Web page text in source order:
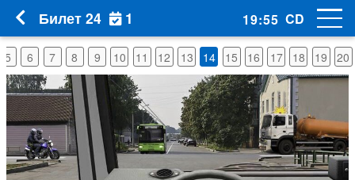
5 6 7 8 9 10 11 12 13 14 15 16 17 18 19 20
Билет 24 1 19:54 CD